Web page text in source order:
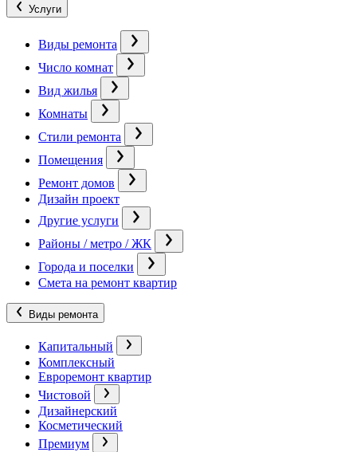
Услуги
Виды ремонта
Число комнат
Вид жилья
Комнаты
Стили ремонта
Помещения
Ремонт домов
Дизайн проект
Другие услуги
Районы / метро / ЖК
Города и поселки
Смета на ремонт квартир
Виды ремонта
Капитальный
Комплексный
Евроремонт квартир
Чистовой
Дизайнерский
Косметический
Премиум